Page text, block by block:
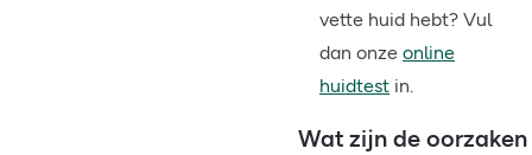
vette huid hebt? Vul
dan onze online
huidtest in.
Wat zijn de oorzaken